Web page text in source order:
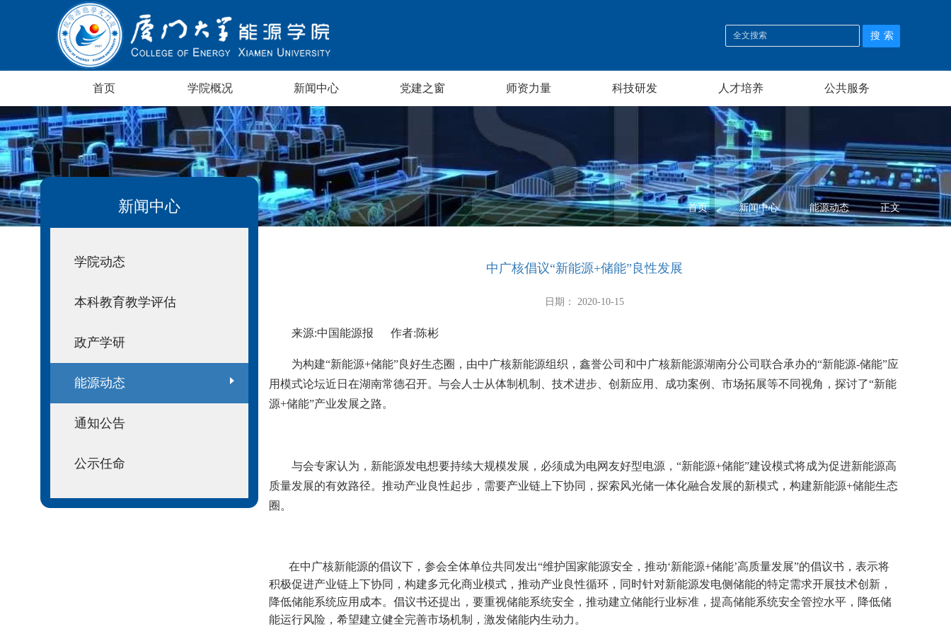
首页 学院概况 新闻中心 党建之窗 师资力量 科技研发 人才培养 公共服务
首页 新闻中心 能源动态 正文
新闻中心
学院动态
本科教育教学评估
政产学研
能源动态
通知公告
公示任命
中广核倡议“新能源+储能”良性发展
日期： 2020-10-15
来源:中国能源报 作者:陈彬
为构建“新能源+储能”良好生态圈，由中广核新能源组织，鑫誉公司和中广核新能源湖南分公司联合承办的“新能源-储能”应
用模式论坛近日在湖南常德召开。与会人士从体制机制、技术进步、创新应用、成功案例、市场拓展等不同视角，探讨了“新能
源+储能”产业发展之路。
与会专家认为，新能源发电想要持续大规模发展，必须成为电网友好型电源，“新能源+储能”建设模式将成为促进新能源高
质量发展的有效路径。推动产业良性起步，需要产业链上下协同，探索风光储一体化融合发展的新模式，构建新能源+储能生态
圈。
在中广核新能源的倡议下，参会全体单位共同发出“维护国家能源安全，推动‘新能源+储能’高质量发展”的倡议书，表示将
积极促进产业链上下协同，构建多元化商业模式，推动产业良性循环，同时针对新能源发电侧储能的特定需求开展技术创新，
降低储能系统应用成本。倡议书还提出，要重视储能系统安全，推动建立储能行业标准，提高储能系统安全管控水平，降低储
能运行风险，希望建立健全完善市场机制，激发储能内生动力。